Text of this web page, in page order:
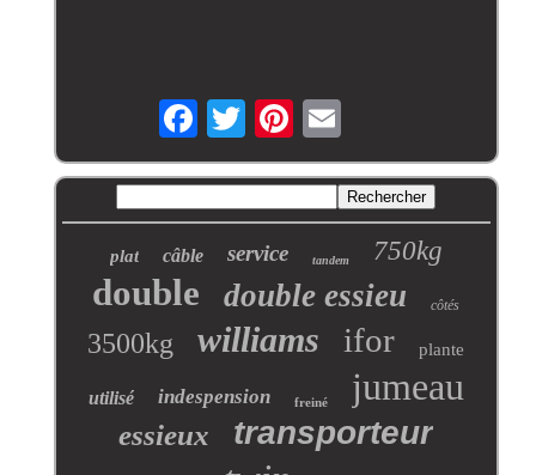
plat câble service tandem 750kg
double double essieu côtés
3500kg williams ifor plante
utilisé indespension freiné jumeau
essieux transporteur